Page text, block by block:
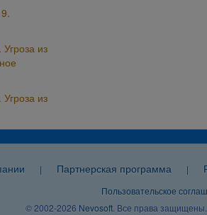
из
из
| Партнерская программа |
Пользовательское
© 2002-2026 Nevosoft . Все права защищены